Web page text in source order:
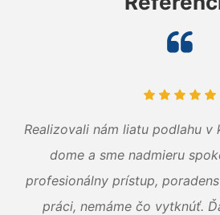
Realizovali nám liatu podlahu v
dome a sme nadmieru
profesionálny prístup,
práci, nemáme čo vytknúť.